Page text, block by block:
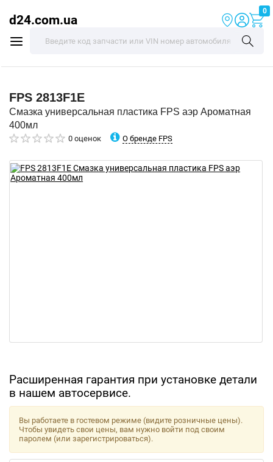
d24.com.ua
0
FPS 2813F1E
Смазка универсальная пластика FPS аэр Ароматная
400мл
0 оценок О бренде FPS
Расширенная гарантия при установке детали
в нашем автосервисе.
Вы работаете в гостевом режиме (видите розничные цены).
Чтобы увидеть свои цены, вам нужно войти под своим
паролем (или зарегистрироваться).